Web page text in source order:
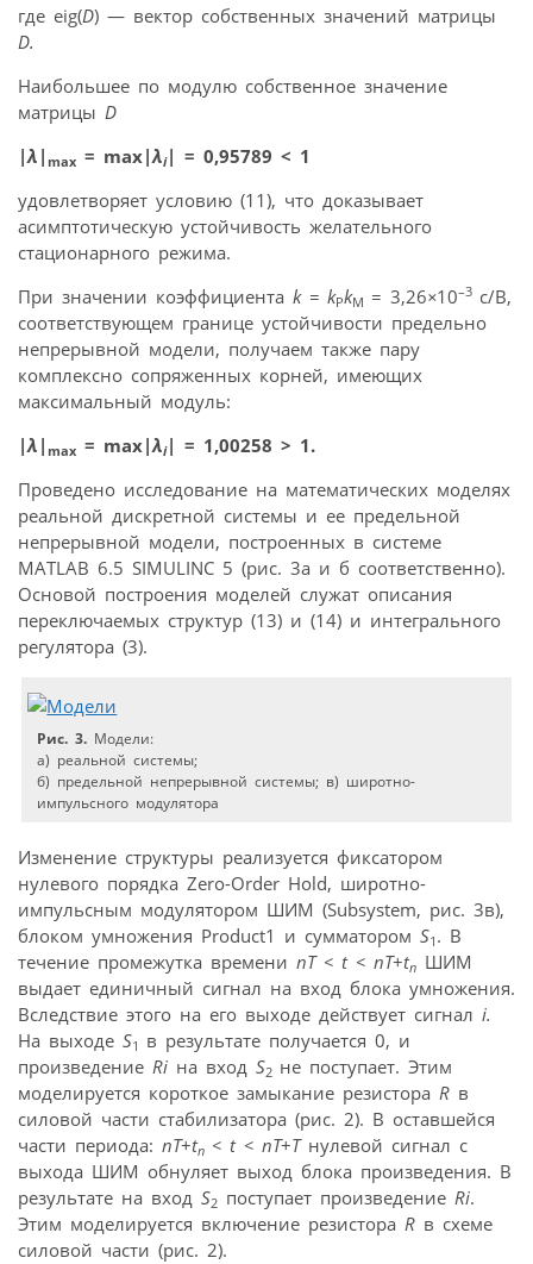
где eig(D) — вектор собственных значений матрицы
D.
Наибольшее по модулю собственное значение
матрицы D
|λ | max = max|λi| = 0,95789 < 1
удовлетворяет условию (11), что доказывает
асимптотическую устойчивость желательного
стационарного режима.
При значении коэффициента k = kPkM = 3,26×10–3 c/B,
соответствующем границе устойчивости предельно
непрерывной модели, получаем также пару
комплексно сопряженных корней, имеющих
максимальный модуль:
|λ | max = max|λi| = 1,00258 > 1.
Проведено исследование на математических моделях
реальной дискретной системы и ее предельной
непрерывной модели, построенных в системе
MATLAB 6.5 SIMULINC 5 (рис. 3а и б соответственно).
Основой построения моделей служат описания
переключаемых структур (13) и (14) и интегрального
регулятора (3).
Рис. 3. Модели:
а) реальной системы;
б) предельной непрерывной системы; в) широтно-
импульсного модулятора
Изменение структуры реализуется фиксатором
нулевого порядка Zero-Order Hold, широтно-
импульсным модулятором ШИМ (Subsystem, рис. 3в),
блоком умножения Product1 и сумматором S1 . В
течение промежутка времени nT < t < nT+tn ШИМ
выдает единичный сигнал на вход блока умножения.
Вследствие этого на его выходе действует сигнал i.
На выходе S1 в результате получается 0, и
произведение Ri на вход S2 не поступает. Этим
моделируется короткое замыкание резистора R в
силовой части стабилизатора (рис. 2). В оставшейся
части периода: nT+tn < t < nT+Tнулевой сигнал c
выхода ШИМ обнуляет выход блока произведения. В
результате на вход S2 поступает произведение Ri.
Этим моделируется включение резистора R в схеме
силовой части (рис. 2).